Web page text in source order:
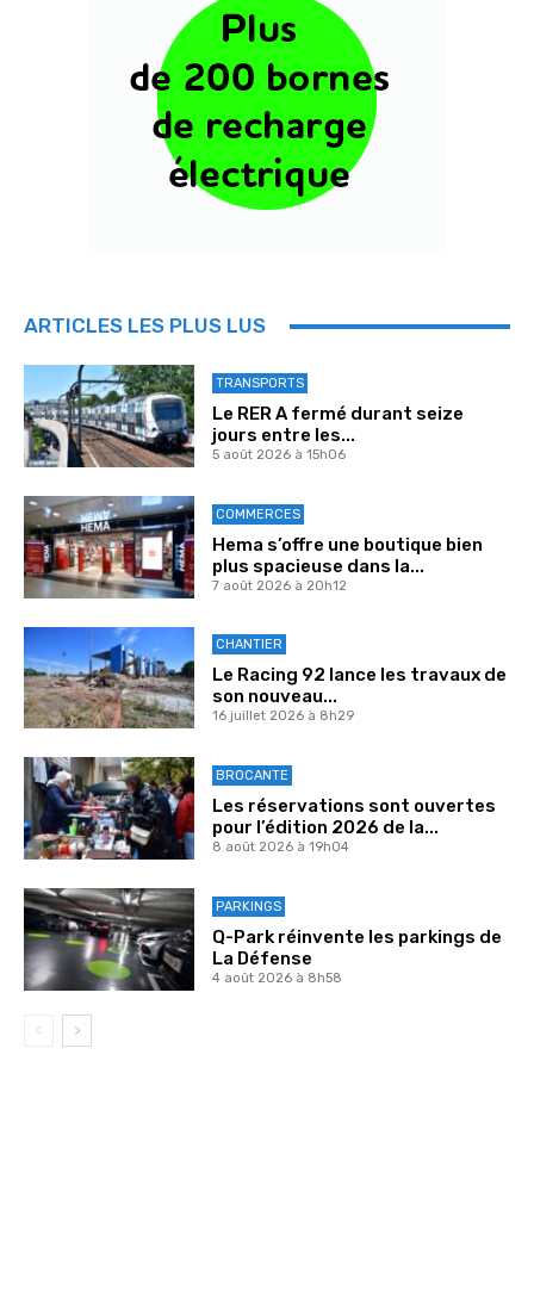
ARTICLES LES PLUS LUS
TRANSPORTS
Le RER A fermé durant seize
jours entre les...
5 août 2026 à 15h06
COMMERCES
Hema s’offre une boutique bien
plus spacieuse dans la...
7 août 2026 à 20h12
CHANTIER
Le Racing 92 lance les travaux de
son nouveau...
16 juillet 2026 à 8h29
BROCANTE
Les réservations sont ouvertes
pour l’édition 2026 de la...
8 août 2026 à 19h04
PARKINGS
Q-Park réinvente les parkings de
La Défense
4 août 2026 à 8h58